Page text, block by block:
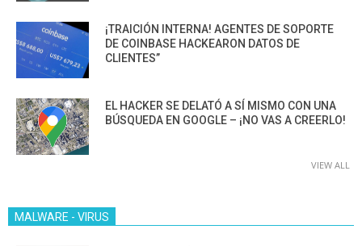
¡TRAICIÓN INTERNA! AGENTES DE SOPORTE
DE COINBASE HACKEARON DATOS DE
CLIENTES”
EL HACKER SE DELATÓ A SÍ MISMO CON UNA
BÚSQUEDA EN GOOGLE – ¡NO VAS A CREERLO!
VIEW ALL
MALWARE - VIRUS